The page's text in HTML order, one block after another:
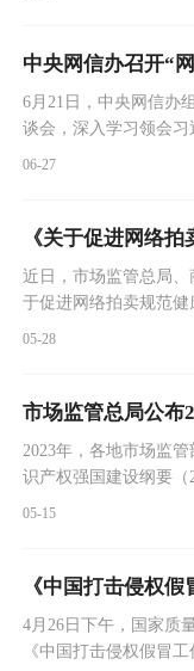
中央网信办召开“
6月21日，中央网信办
谈会，深入学习领会习
障。
06-27
《关于促进网络
近日，市场监管总局
于促进网络拍卖规范健
05-28
市场监管总局公布
2023年，各地市场监
识产权强国建设纲要（
保护，有力保护了经
05-15
《中国打击侵权
4月26日下午，国家质
《中国打击侵权假冒